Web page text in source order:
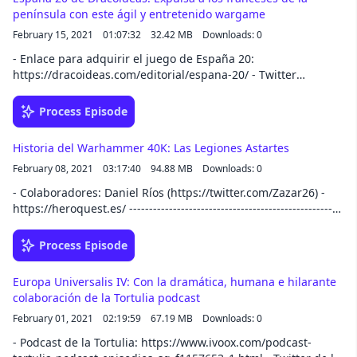
del juego - Trasfondo de la ciudad de los malditos - Reglas
básicas del juego - Bandas oficiales - Campañas, experiencias
y habildades - Entrevista a Warchustero Espero que lo
disfrutéis! Escucha el episodio completo en la app de iVoox, o
descubre todo el catálogo de iVoox Originals
península con este ágil y entretenido wargame
February 15, 2021 01:07:32 32.42 MB Downloads: 0
- Enlace para adquirir el juego de España 20:
https://dracoideas.com/editorial/espana-20/ - Twitter
Todoestrategia: https://twitter.com/JuanMan66015415 ----------
---------------------------------------------------------------- Muy buenas
wargame de batallas napoleónicas llamado "España 20".
Antes de comenzar con las 4 batallas en sí, explicaremos
cómo se juega al Napoleonic 20 (sistema de reglas).
Posteriormente, entraremos de lleno a hablaros sobre las
batallas de Bailén, Talavera, Bussaco y Arapiles. Esperamos
que os guste este programa. Escucha el episodio completo
en la app de iVoox, o descubre todo el catálogo de iVoox
Originals
Process Episode
Historia del Warhammer 40K: Las Legiones Astartes
February 08, 2021 03:17:40 94.88 MB Downloads: 0
- Colaboradores: Daniel Ríos (https://twitter.com/Zazar26) -
https://heroquest.es/ ------------------------------------------------------
episodio de hoy volvemos a la carga con la segunda entrega
de la historia del Warhammer 40K. En esta ocasión, nos
demás fuerzas imperiales. Los puntos que vamos a analizar
son los siguientes: - Introducción al programa - Fuerzas
imperiales: Astra militarum, adeptus custodes y hermanas
del silencio. - Legiones astartes: Esencia y naturaleza de cada
legión y su correspondiente primarca - La taberna del
Process Episode
Europa Universalis IV: Con la dramática, humana e hilarante
colaboración de la Tortulia podcast
February 01, 2021 02:19:59 67.19 MB Downloads: 0
- Podcast de la Tortulia: https://www.ivoox.com/podcast-